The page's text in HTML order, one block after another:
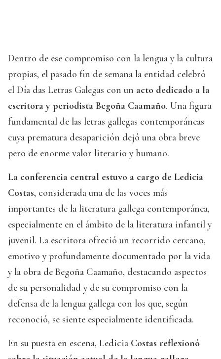
Dentro de ese compromiso con la lengua y la cultura
propias, el pasado fin de semana la entidad celebró
el Día das Letras Galegas con un acto dedicado a la
escritora y periodista Begoña Caamaño. Una figura
fundamental de las letras gallegas contemporáneas
cuya prematura desaparición dejó una obra breve
pero de enorme valor literario y humano.
La conferencia central estuvo a cargo de Ledicia
Costas, considerada una de las voces más
importantes de la literatura gallega contemporánea,
especialmente en el ámbito de la literatura infantil y
juvenil. La escritora ofreció un recorrido cercano,
emotivo y profundamente documentado por la vida
y la obra de Begoña Caamaño, destacando aspectos
de su personalidad y de su compromiso con la
defensa de la lengua gallega con los que, según
reconoció, se siente especialmente identificada.
En su puesta en escena, Ledicia Costas reflexionó